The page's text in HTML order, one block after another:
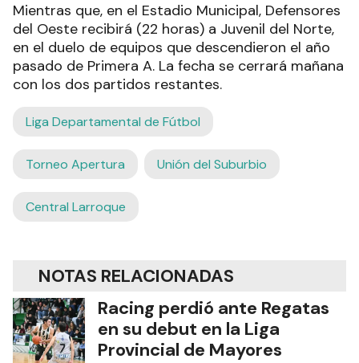
Mientras que, en el Estadio Municipal, Defensores
del Oeste recibirá (22 horas) a Juvenil del Norte,
en el duelo de equipos que descendieron el año
pasado de Primera A. La fecha se cerrará mañana
con los dos partidos restantes.
Liga Departamental de Fútbol
Torneo Apertura Unión del Suburbio
Central Larroque
NOTAS RELACIONADAS
Racing perdió ante Regatas
en su debut en la Liga
Provincial de Mayores